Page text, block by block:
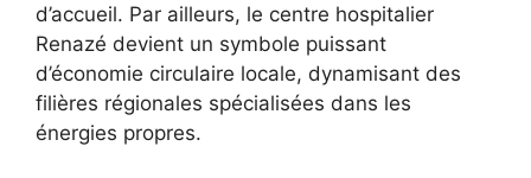
d’accueil. Par ailleurs, le centre hospitalier
Renazé devient un symbole puissant
d’économie circulaire locale, dynamisant des
filières régionales spécialisées dans les
énergies propres.